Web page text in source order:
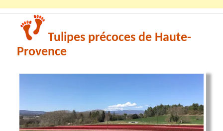
Tulipes précoces de Haute-
Provence